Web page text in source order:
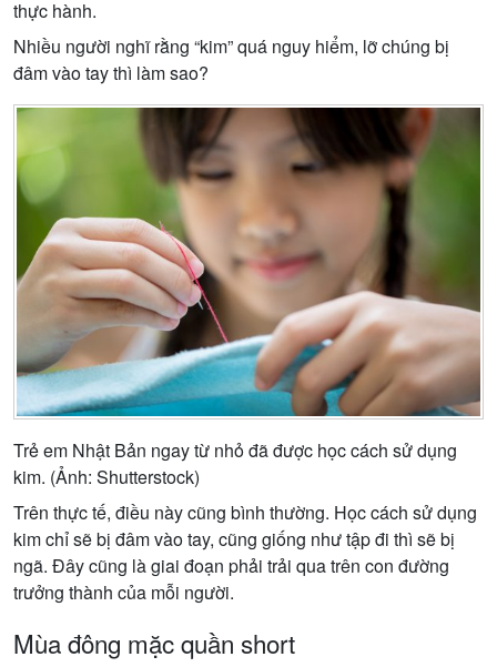
thực hành.
Nhiều người nghĩ rằng “kim” quá nguy hiểm, lỡ chúng bị
đâm vào tay thì làm sao?
Trẻ em Nhật Bản ngay từ nhỏ đã được học cách sử dụng
kim. (Ảnh: Shutterstock)
Trên thực tế, điều này cũng bình thường. Học cách sử dụng
kim chỉ sẽ bị đâm vào tay, cũng giống như tập đi thì sẽ bị
ngã. Đây cũng là giai đoạn phải trải qua trên con đường
trưởng thành của mỗi người.
Mùa đông mặc quần short